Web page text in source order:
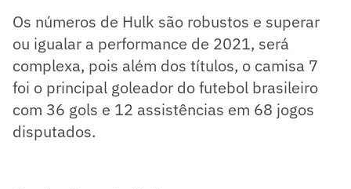
Os números de Hulk são robustos e superar
ou igualar a performance de 2021, será
complexa, pois além dos títulos, o camisa 7
foi o principal goleador do futebol brasileiro
com 36 gols e 12 assistências em 68 jogos
disputados.